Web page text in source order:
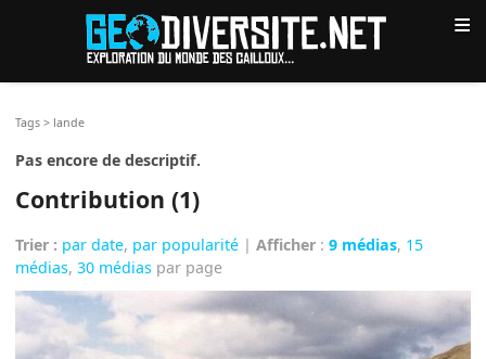
≡
Tags > lande
Pas encore de descriptif.
Contribution (1)
Trier : par date, par popularité |Afficher :9 médias, 15
médias,30 médias par page